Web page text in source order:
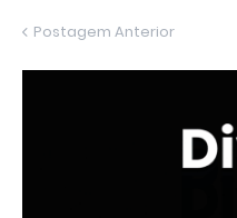
Postagem Anterior